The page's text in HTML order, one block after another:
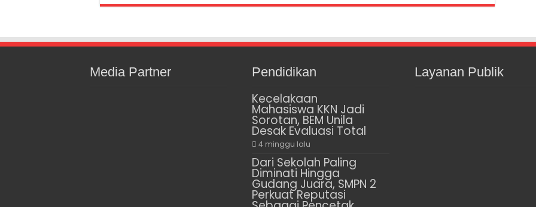
Media Partner Pendidikan
Kecelakaan
Mahasiswa KKN Jadi
Sorotan, BEM Unila
Desak Evaluasi Total
4 minggu lalu
Dari Sekolah Paling
Diminati Hingga
Gudang Juara, SMPN 2
Perkuat Reputasi
Layanan Publik